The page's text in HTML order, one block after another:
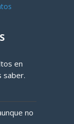
en
saber.
no